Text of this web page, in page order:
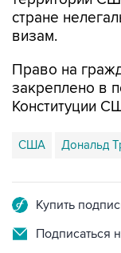
стране
визам.
Право на
закреплено в
Конституции
США Дональд
Купить
Подписаться